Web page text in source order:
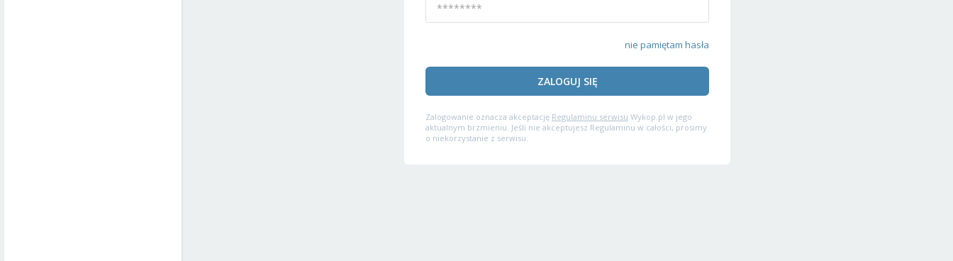
nie pamiętam hasła
ZALOGUJ SIĘ
Zalogowanie oznacza akceptację Regulaminu serwisu Wykop.pl w jego
aktualnym brzmieniu. Jeśli nie akceptujesz Regulaminu w całości, prosimy
o niekorzystanie z serwisu.